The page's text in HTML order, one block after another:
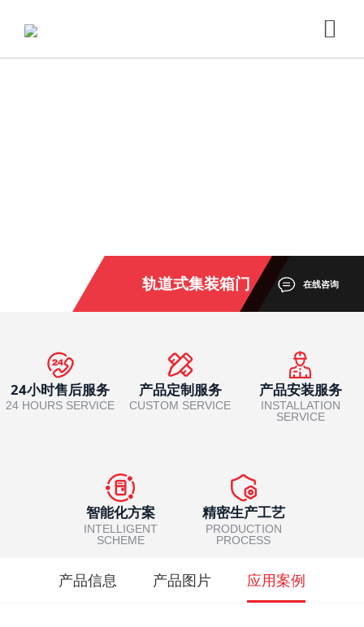
轨道式集装箱门 在线咨询
24小时售后服务
24 HOURS SERVICE
产品定制服务
CUSTOM SERVICE
产品安装服务
INSTALLATION
SERVICE
智能化方案
INTELLIGENT
SCHEME
精密生产工艺
PRODUCTION
PROCESS
产品信息 产品图片 应用案例